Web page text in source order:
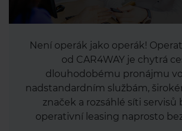
Není operák jako operák!
od CAR4WAY je chytrá
dlouhodobému pronájmu
nadstandardním službám,
značek a rozsáhlé síti servisů
operativní leasing naprosto